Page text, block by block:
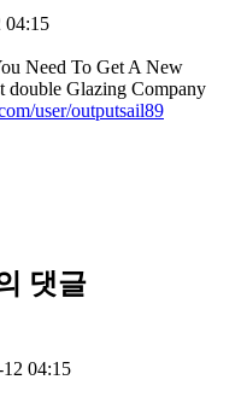
04:15
Need To Get A New
double Glazing Company
user/outputsail89
댓글
04:15